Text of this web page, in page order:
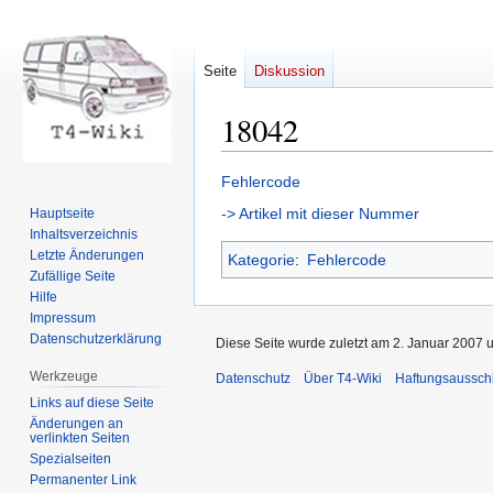
18042
Zur
Navigation
Zur
Suche
Fehlercode
-> Artikel mit dieser Nummer
Kategorie: Fehlercode
Seite Diskussion
Hauptseite
Inhaltsverzeichnis
Letzte Änderungen
Zufällige Seite
Hilfe
Impressum
Datenschutzerklärung
Werkzeuge
Links auf diese Seite
Änderungen an
verlinkten Seiten
Spezialseiten
Permanenter Link
Diese Seite wurde zuletzt am 2. Januar 2007
Datenschutz Über T4-Wiki